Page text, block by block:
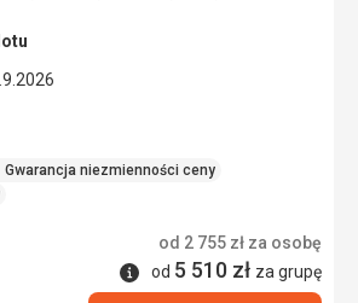
Gwarancja niezmienności ceny
od 2 755 zł za osobę
Informacje
od 5 510 zł za grupę